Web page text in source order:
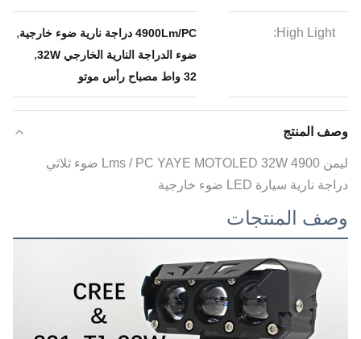
High Light: 4900Lm/PC دراجة نارية ضوء خارجية ,
ضوء الدراجة النارية الخارجي 32W ,
32 واط مصباح رأس موتو
وصف المنتج
ليمن 4900 Lms / PC YAYE MOTOLED 32W ضوء ثلاثي
دراجة نارية سيارة LED ضوء خارجية
وصف المنتجات